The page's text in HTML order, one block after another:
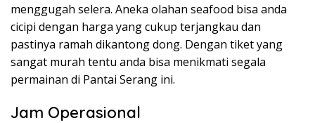
menggugah selera. Aneka olahan seafood bisa anda
cicipi dengan harga yang cukup terjangkau dan
pastinya ramah dikantong dong. Dengan tiket yang
sangat murah tentu anda bisa menikmati segala
permainan di Pantai Serang ini.
Jam Operasional